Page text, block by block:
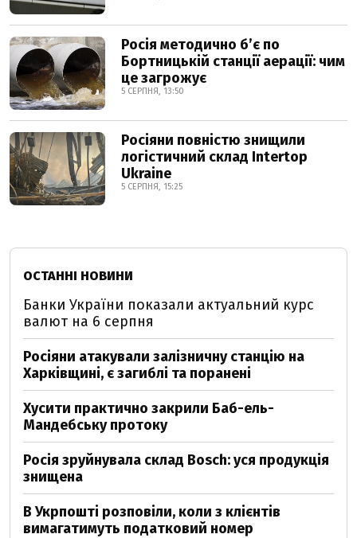
Росія методично б’є по
Бортницькій станції аерації: чим
це загрожує
5 СЕРПНЯ, 13:50
Росіяни повністю знищили
логістичний склад Intertop
Ukraine
5 СЕРПНЯ, 15:25
ОСТАННІ НОВИНИ
Банки України показали актуальний курс
валют на 6 серпня
Росіяни атакували залізничну станцію на
Харківщині, є загиблі та поранені
Хусити практично закрили Баб-ель-
Мандебську протоку
Росія зруйнувала склад Bosch: уся продукція
знищена
В Укрпошті розповіли, коли з клієнтів
вимагатимуть податковий номер